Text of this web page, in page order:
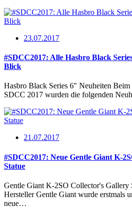
23.07.2017
#SDCC2017: Alle Hasbro Black
Blick
Hasbro Black Series 6″ Neuheiten
SDCC 2017 wurden die folgenden
21.07.2017
#SDCC2017: Neue Gentle Giant K-
Statue
Gentle Giant K-2SO Collector's Gallery
Hersteller Gentle Giant wurde erstmals
neue…